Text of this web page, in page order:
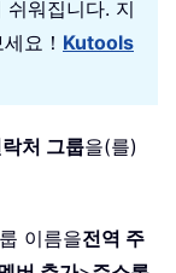
워집니다. 지
요！ Kutools
처 그룹을(를)
이름을전역 주